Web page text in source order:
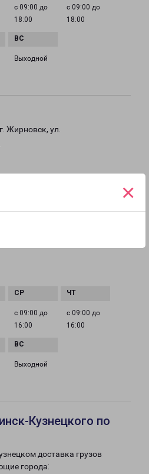
×
с 09:00 до
18:00
с 09:00 до
18:00
Выходной
Жирновск, ул.
с 09:00 до
16:00
с 09:00 до
16:00
Выходной
Кузнецкого по
доставка грузов
города: